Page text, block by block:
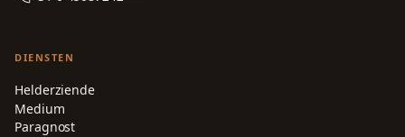
DIENSTEN
Helderziende
Medium
Paragnost